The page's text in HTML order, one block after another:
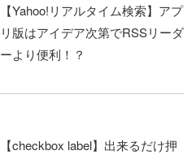
【Yahoo!リアルタイム検索】アプ
リ版はアイデア次第でRSSリーダ
ーより便利！？
【checkbox label】出来るだけ押